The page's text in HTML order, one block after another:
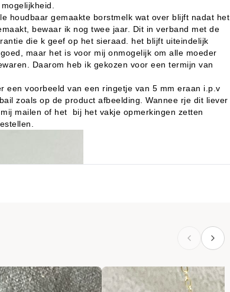
houdbaar gemaakte borstmelk wat over blijft nadat het
bewaar ik nog twee jaar. Dit in verband met de
die k geef op het sieraad. het blijft uiteindelijk
maar het is voor mij onmogelijk om alle moeder
Daarom heb ik gekozen voor een termijn van
een voorbeeld van een ringetje van 5 mm eraan i.p.v
zoals op de product afbeelding. Wannee rje dit liever
mailen of het bij het vakje opmerkingen zetten